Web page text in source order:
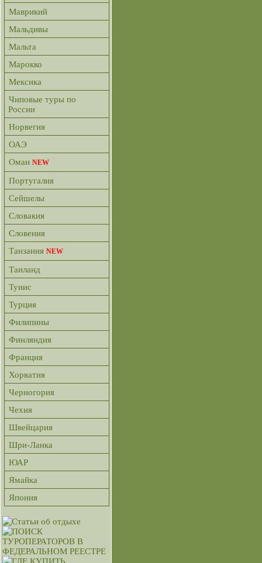
Маврикий
Мальдивы
Мальта
Марокко
Мексика
Чиповые туры по
России
Норвегия
ОАЭ
Оман NEW
Португалия
Сейшелы
Словакия
Словения
Танзания NEW
Таиланд
Тунис
Турция
Филипины
Финляндия
Франция
Хорватия
Черногория
Чехия
Швейцария
Шри-Ланка
ЮАР
Ямайка
Япония